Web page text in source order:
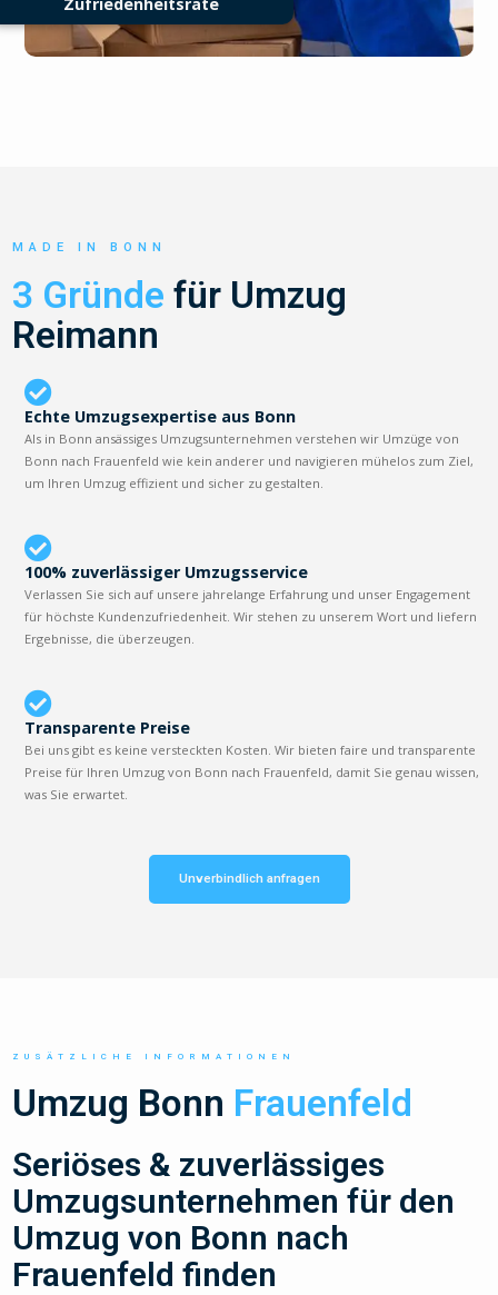
MADE IN BONN
3 Gründe für Umzug
Reimann
Echte Umzugsexpertise aus Bonn
Als in Bonn ansässiges Umzugsunternehmen verstehen wir Umzüge von
Bonn nach Frauenfeld wie kein anderer und navigieren mühelos zum Ziel,
um Ihren Umzug effizient und sicher zu gestalten.
100% zuverlässiger Umzugsservice
Verlassen Sie sich auf unsere jahrelange Erfahrung und unser Engagement
für höchste Kundenzufriedenheit. Wir stehen zu unserem Wort und liefern
Ergebnisse, die überzeugen.
Transparente Preise
Bei uns gibt es keine versteckten Kosten. Wir bieten faire und transparente
Preise für Ihren Umzug von Bonn nach Frauenfeld, damit Sie genau wissen,
was Sie erwartet.
Unverbindlich anfragen
ZUSÄTZLICHE INFORMATIONEN
Umzug Bonn Frauenfeld
Seriöses & zuverlässiges
Umzugsunternehmen für den
Umzug von Bonn nach
Frauenfeld finden